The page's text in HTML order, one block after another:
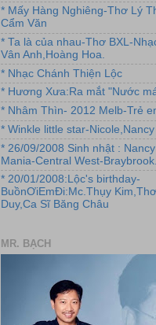
* Mấy Hàng Nghiêng-Thơ Lý
Cẩm Văn
* Ta là của nhau-Thơ BXL-
Vân Anh,Hoàng Hoa.
* Nhạc Chánh Thiện Lộc
* Hương Xưa:Ra mắt "Nước
* Nhâm Thìn- 2012 Melb-Trẻ
* Winkle little star-Nicole,Nancy
* 26/09/2008 Sinh nhật :
Mania-Central West-Braybrook.
* 20/01/2008:Lộc's birthday-
BuồnƠiEmĐi:Mc.Thụy
Duy,Ca Sĩ Băng Châu
MR. BẠCH